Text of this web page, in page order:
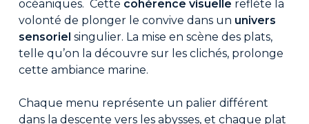
océaniques. Cette cohérence visuelle reflète la
volonté de plonger le convive dans un univers
sensoriel singulier. La mise en scène des plats,
telle qu’on la découvre sur les clichés, prolonge
cette ambiance marine.
Chaque menu représente un palier différent
dans la descente vers les abysses, et chaque plat